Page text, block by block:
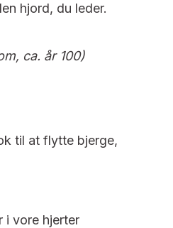
hjord, du leder.
ca. år 100)
til at flytte bjerge,
i vore hjerter